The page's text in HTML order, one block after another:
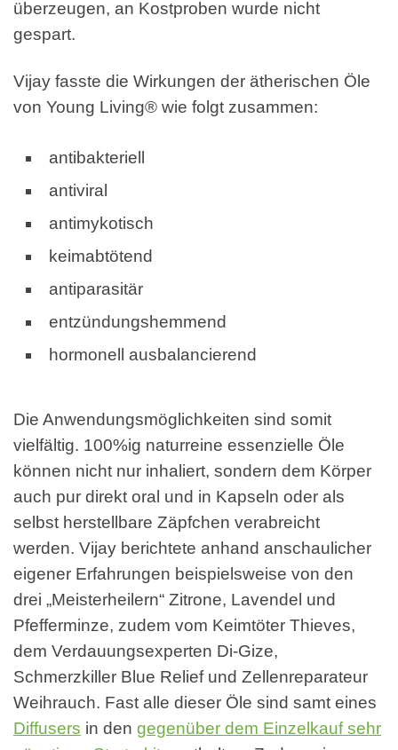
überzeugen, an Kostproben wurde nicht
gespart.
Vijay fasste die Wirkungen der ätherischen Öle
von Young Living® wie folgt zusammen:
antibakteriell
antiviral
antimykotisch
keimabtötend
antiparasitär
entzündungshemmend
hormonell ausbalancierend
Die Anwendungsmöglichkeiten sind somit
vielfältig. 100%ig naturreine essenzielle Öle
können nicht nur inhaliert, sondern dem Körper
auch pur direkt oral und in Kapseln oder als
selbst herstellbare Zäpfchen verabreicht
werden. Vijay berichtete anhand anschaulicher
eigener Erfahrungen beispielsweise von den
drei „Meisterheilern“ Zitrone, Lavendel und
Pfefferminze, zudem vom Keimtöter Thieves,
dem Verdauungsexperten Di-Gize,
Schmerzkiller Blue Relief und Zellenreparateur
Weihrauch. Fast alle dieser Öle sind samt eines
Diffusers in den gegenüber dem Einzelkauf sehr